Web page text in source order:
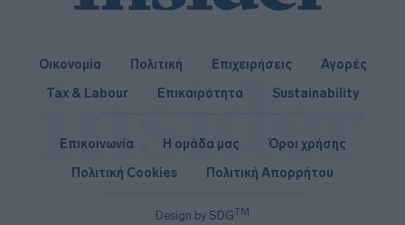
Οικονομία Πολιτική Επιχειρήσεις
Αγορές
Tax & Labour
Επικαιρότητα Sustainability
Design by SDGTM
Επικοινωνία Η ομάδα μας
Όροι χρήσης
Πολιτική Cookies
Πολιτική Απορρήτου